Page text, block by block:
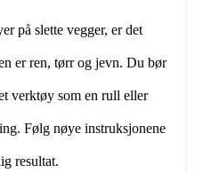
på slette vegger, er det
er ren, tørr og jevn. Du bør
verktøy som en rull eller
Følg nøye instruksjonene
resultat.